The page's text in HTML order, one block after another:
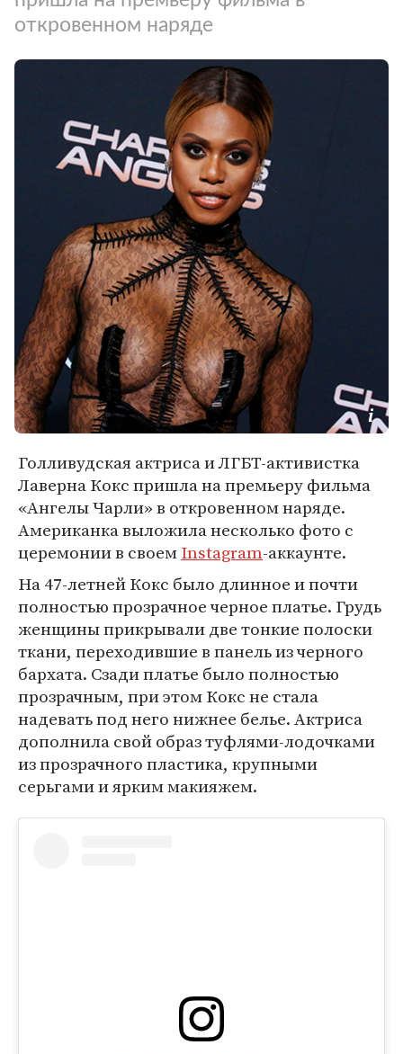
откровенном наряде
Голливудская актриса и ЛГБТ-активистка
Лаверна Кокс пришла на премьеру фильма
«Ангелы Чарли» в откровенном наряде.
Американка выложила несколько фото с
церемонии в своемInstagram-аккаунте.
На 47-летней Кокс было длинное и почти
полностью прозрачное черное платье. Грудь
женщины прикрывали две тонкие полоски
ткани, переходившие в панель из черного
бархата. Сзади платье было полностью
прозрачным, при этом Кокс не стала
надевать под него нижнее белье. Актриса
дополнила свой образ туфлями-лодочками
из прозрачного пластика, крупными
серьгами и ярким макияжем.